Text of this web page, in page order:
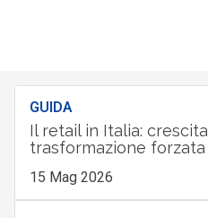
GUIDA
Il retail in Italia:
trasformazione forzata
15 Mag 2026